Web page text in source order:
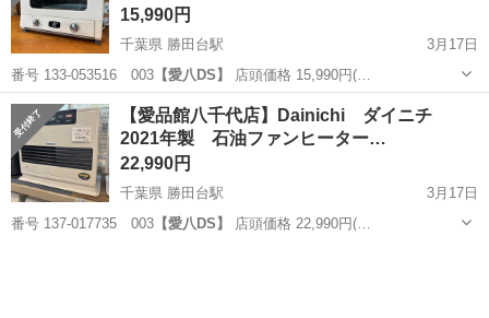
15,990円
千葉県 勝田台駅
3月17日
番号 133-053516 003【愛八DS】 店頭価格 15,990円(…
千葉 八千代市 勝田台駅 キッチン家電 商品
【愛品館八千代店】Dainichi ダイニチ
2021年製 石油ファンヒーター…
22,990円
千葉県 勝田台駅
3月17日
番号 137-017735 003【愛八DS】 店頭価格 22,990円(…